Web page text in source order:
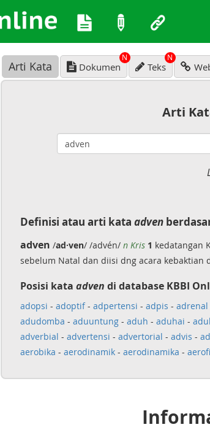
Arti Kata Dokumen
N
Teks
N
Arti
Definisi atau arti kata adven
adven /ad·ven/ /advén/ n Kris 1 kedatangan
sebelum Natal dan diisi dng acara kebaktian
Posisi kata adven di database KBBI
adopsi - adoptif- adpertensi - adpis - adrenal
adudomba - aduuntung- aduh - aduhai -
adverbial - advertensi - advertorial - advis -
aerobika - aerodinamik- aerodinamika -